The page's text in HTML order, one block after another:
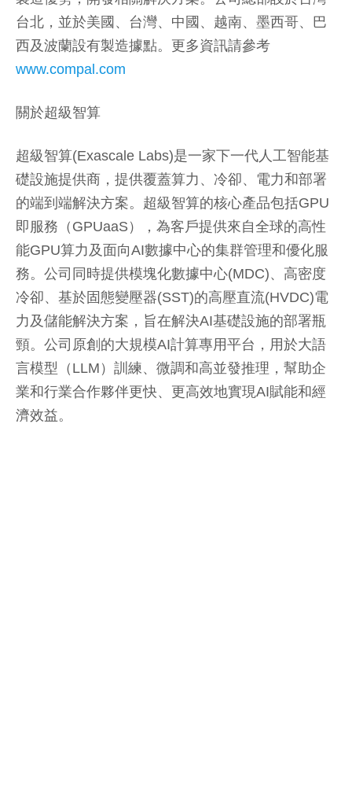
台北，並於美國、台灣、中國、越南、墨西哥、巴
西及波蘭設有製造據點。更多資訊請參考
www.compal.com
關於超級智算
超級智算(Exascale Labs)是一家下一代人工智能基
礎設施提供商，提供覆蓋算力、冷卻、電力和部署
的端到端解決方案。超級智算的核心產品包括GPU
即服務（GPUaaS），為客戶提供來自全球的高性
能GPU算力及面向AI數據中心的集群管理和優化服
務。公司同時提供模塊化數據中心(MDC)、高密度
冷卻、基於固態變壓器(SST)的高壓直流(HVDC)電
力及儲能解決方案，旨在解決AI基礎設施的部署瓶
頸。公司原創的大規模AI計算專用平台，用於大語
言模型（LLM）訓練、微調和高並發推理，幫助企
業和行業合作夥伴更快、更高效地實現AI賦能和經
濟效益。